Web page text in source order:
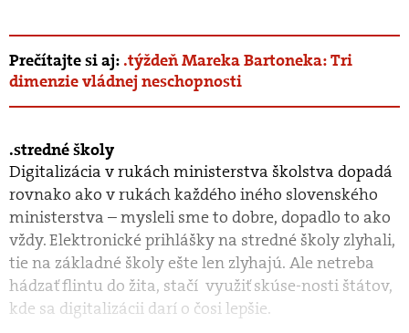
Prečítajte si aj: .týždeň Mareka Bartoneka: Tri
dimenzie vládnej neschopnosti
stredné školy
Digitalizácia v rukách ministerstva školstva dopadá
rovnako ako v rukách každého iného slovenského
ministerstva – mysleli sme to dobre, dopadlo to ako
vždy. Elektronické prihlášky na stredné školy zlyhali,
tie na základné školy ešte len zlyhajú. Ale netreba
hádzať flintu do žita, stačí využiť skúse-nosti štátov,
kde sa digitalizácii darí o čosi lepšie.